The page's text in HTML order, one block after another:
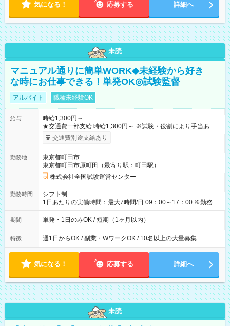
気になる！ 応募する 詳細へ
未読
マニュアル通りに簡単WORK◆未経験から好き
な時にお仕事できる！単発OK◎試験監督
アルバイト 職種未経験OK
給与
時給1,300円～
★交通費一部支給 時給1,300円～ ※試験・役割により手当あり
※勤務回数により昇給あり 【即給（前払い）オプションあ
り！】 希望される場合、勤務から1週間ほどで給与の一部を受け
例】 ・河合塾模擬試験 8:30～17:30（休憩1時間） 時給1,300円
×8時間＝日収10,400円＋交通費 ※当日の役割により時給＋100
円の場合あり ・国家試験 7:00～13:30（休憩なし） 時給1,300
円（役割手当＋100円）×6時間＝日収8,400円＋交通費 【試用期
間】試用期間なし
交通費別途支給あり
勤務地
東京都町田市
東京都町田市原町田（最寄り駅：町田駅）
株式会社全国試験運営センター
勤務時間
シフト制
1日あたりの実働時間：最大7時間/日 09：00～17：00 ※勤務時
間は 試験により異なります。
期間 単発・1日のみOK / 短期（1ヶ月以内）
特徴 週1日からOK / 副業・WワークOK / 10名以上の大量募集
気になる！ 応募する 詳細へ
未読